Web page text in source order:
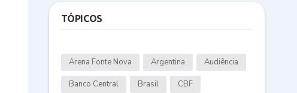
TÓPICOS
Arena Fonte Nova Argentina Audiência
Banco Central Brasil CBF